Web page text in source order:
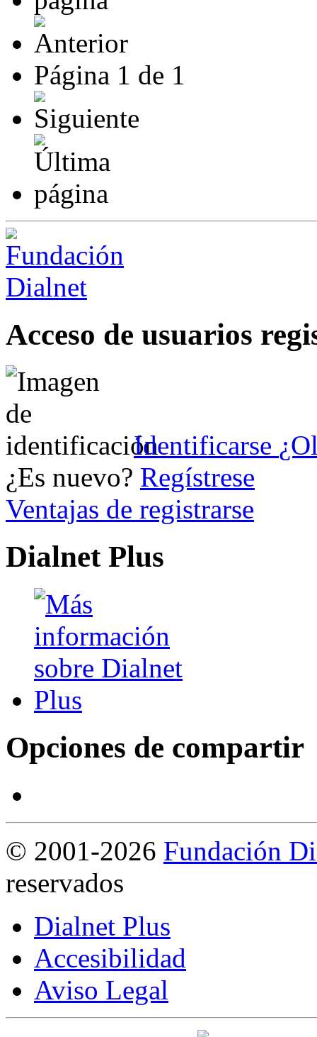
Página 1 de 1
Acceso de usuarios
Identificarse
¿Es nuevo? Regístrese
Ventajas de registrarse
Dialnet Plus
Opciones de compartir
© 2001-2026 Fundación
reservados
Dialnet Plus
Accesibilidad
Aviso Legal